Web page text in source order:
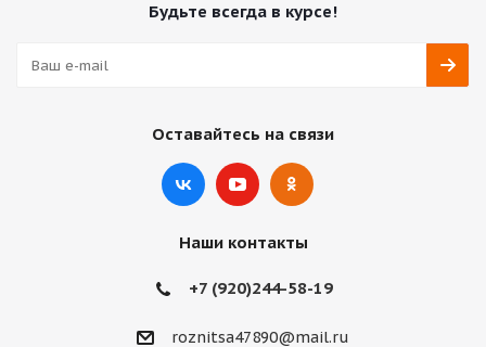
Будьте всегда в курсе!
Оставайтесь на связи
Наши контакты
+7 (920)244-58-19
roznitsa47890@mail.ru